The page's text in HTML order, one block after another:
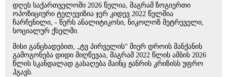
დღეს საქართველოში 2026 წელია, მაგრამ ზოგიერთი
ოპოზიციური ტელევიზია ჯერ კიდევ 2022 წელშია
ჩარჩენილი, - წერს ანალიტიკოსი, ნიკოლოზ მეტრეველი,
სოციალურ ქსელში.
მისი განცხადებით, „ტვ პირველის“ მიერ დროის მანქანის
გამოგონება დიდი მიღწევაა, მაგრამ 2022 წლის ამბის 2026
წლის სკანდალად გასაღება მაინც ჟანრის კრიზისს უფრო
ჰგავს.